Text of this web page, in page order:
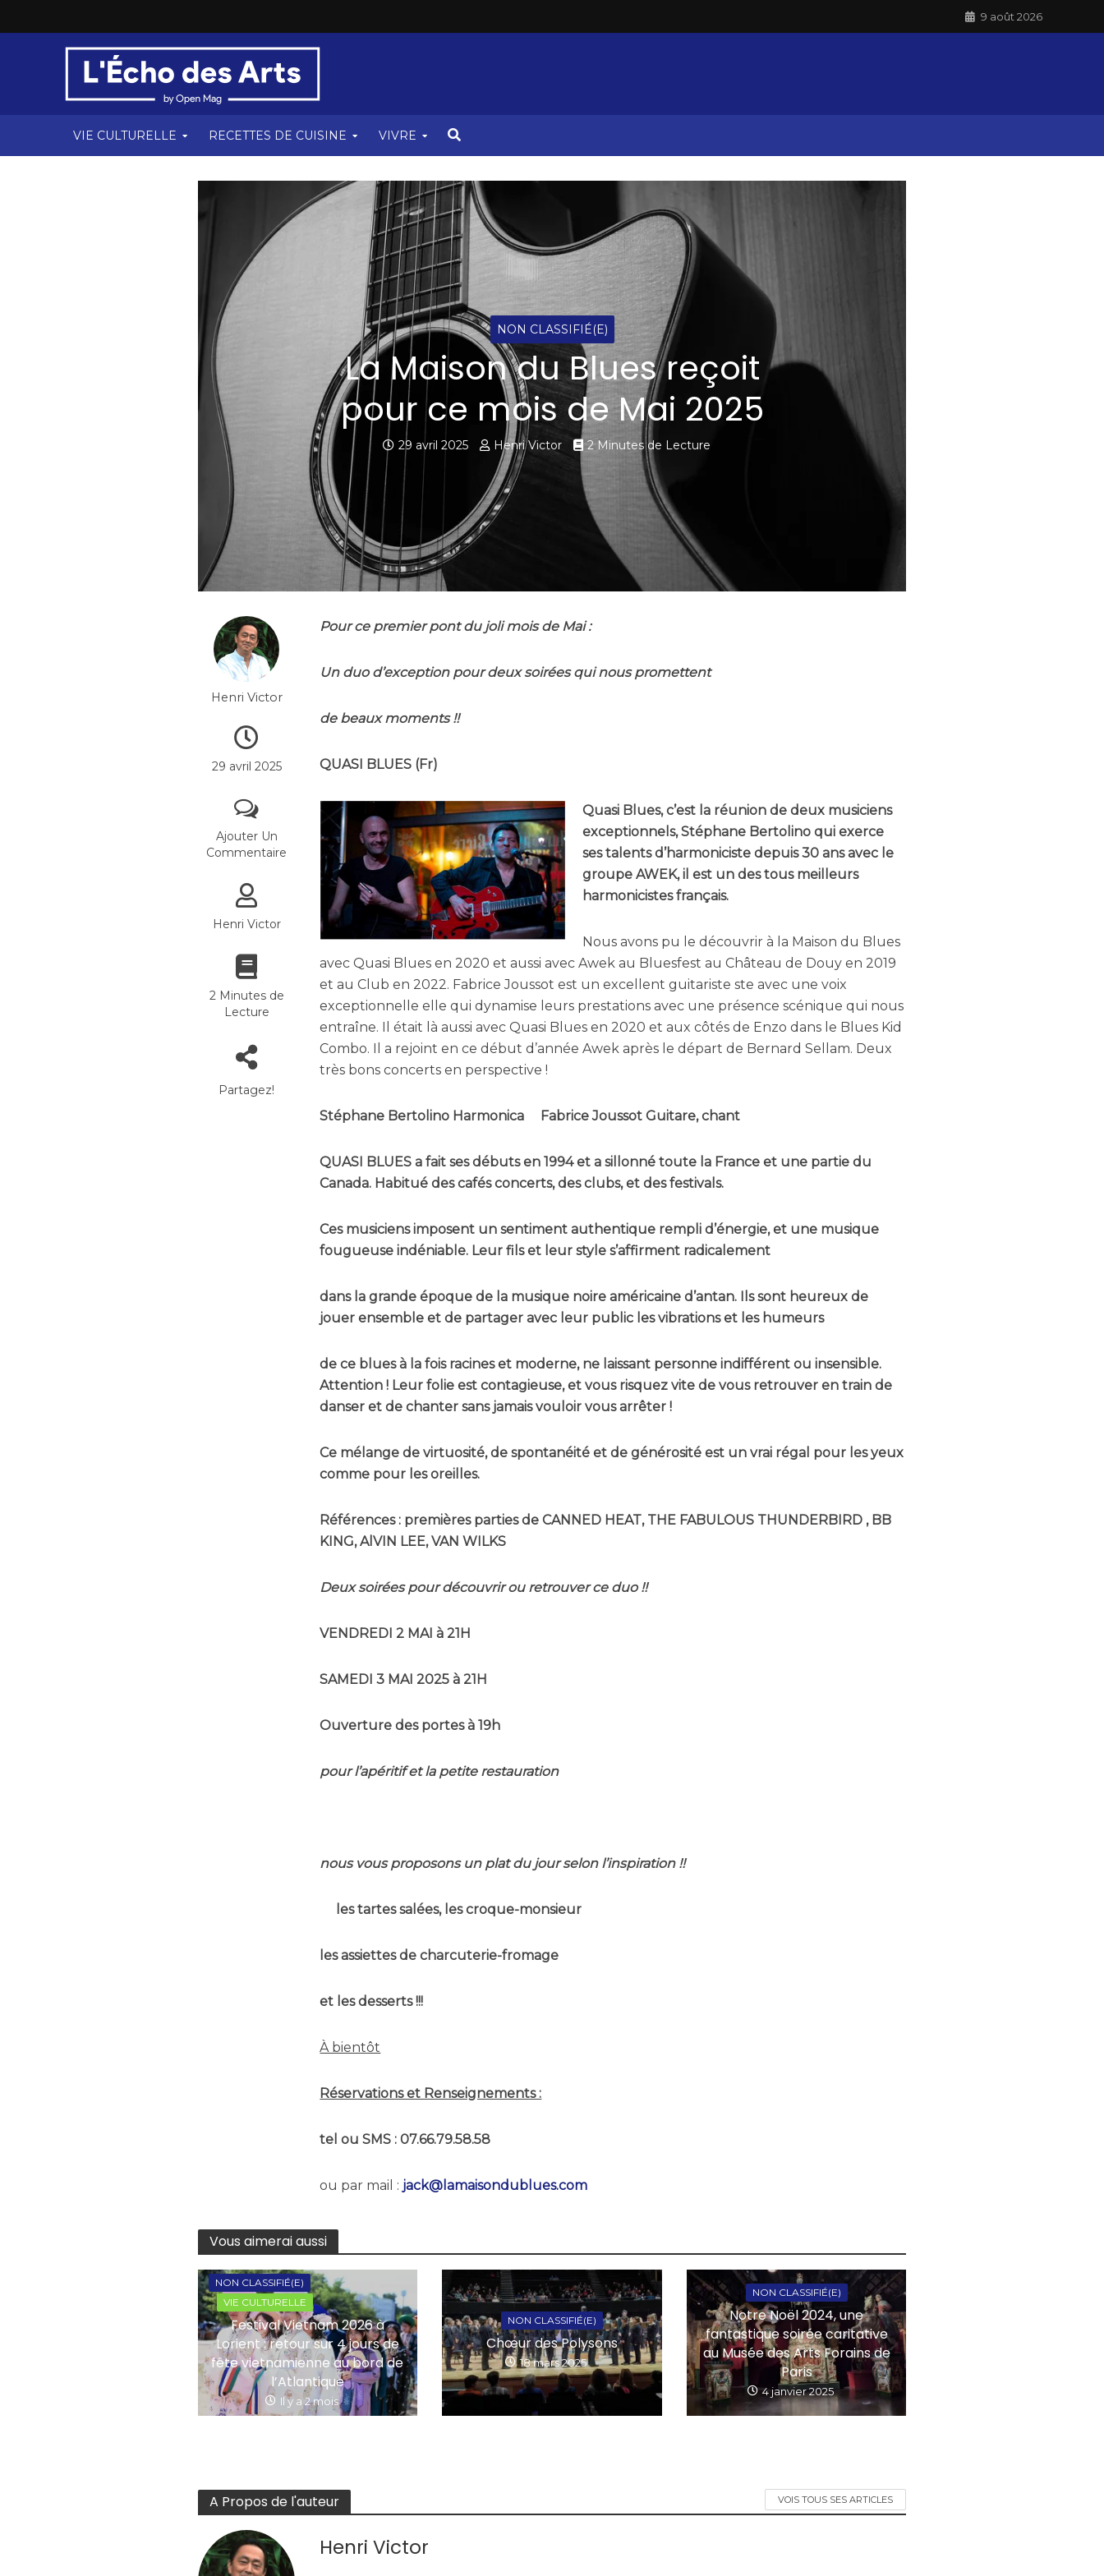
9 août 2026
VIE CULTURELLE RECETTES DE CUISINE VIVRE
NON CLASSIFIÉ(E)
La Maison du Blues reçoit
pour ce mois de Mai 2025
29 avril 2025 Henri Victor 2 Minutes de Lecture
Henri Victor
29 avril 2025
Ajouter Un
Commentaire
Henri Victor
2 Minutes de
Lecture
Partagez!
Pour ce premier pont du joli mois de Mai :
Un duo d’exception pour deux soirées qui nous promettent
de beaux moments !!
QUASI BLUES (Fr)
Quasi Blues, c’est la réunion de deux musiciens
exceptionnels, Stéphane Bertolino qui exerce
ses talents d’harmoniciste depuis 30 ans avec le
groupe AWEK, il est un des tous meilleurs
harmonicistes français.
Nous avons pu le découvrir à la Maison du Blues
avec Quasi Blues en 2020 et aussi avec Awek au Bluesfest au Château de Douy en 2019
et au Club en 2022. Fabrice Joussot est un excellent guitariste ste avec une voix
exceptionnelle elle qui dynamise leurs prestations avec une présence scénique qui nous
entraîne. Il était là aussi avec Quasi Blues en 2020 et aux côtés de Enzo dans le Blues Kid
Combo. Il a rejoint en ce début d’année Awek après le départ de Bernard Sellam. Deux
très bons concerts en perspective !
Stéphane Bertolino Harmonica Fabrice Joussot Guitare, chant
QUASI BLUES a fait ses débuts en 1994 et a sillonné toute la France et une partie du
Canada. Habitué des cafés concerts, des clubs, et des festivals.
Ces musiciens imposent un sentiment authentique rempli d’énergie, et une musique
fougueuse indéniable. Leur fils et leur style s’affirment radicalement
dans la grande époque de la musique noire américaine d’antan. Ils sont heureux de
jouer ensemble et de partager avec leur public les vibrations et les humeurs
de ce blues à la fois racines et moderne, ne laissant personne indifférent ou insensible.
Attention ! Leur folie est contagieuse, et vous risquez vite de vous retrouver en train de
danser et de chanter sans jamais vouloir vous arrêter !
Ce mélange de virtuosité, de spontanéité et de générosité est un vrai régal pour les yeux
comme pour les oreilles.
Références : premières parties de CANNED HEAT, THE FABULOUS THUNDERBIRD , BB
KING, AlVIN LEE, VAN WILKS
Deux soirées pour découvrir ou retrouver ce duo !!
VENDREDI 2 MAI à 21H
SAMEDI 3 MAI 2025 à 21H
Ouverture des portes à 19h
pour l’apéritif et la petite restauration
nous vous proposons un plat du jour selon l’inspiration !!
les tartes salées, les croque-monsieur
les assiettes de charcuterie-fromage
et les desserts !!!
À bientôt
Réservations et Renseignements :
tel ou SMS : 07.66.79.58.58
ou par mail : jack@lamaisondublues.com
Vous aimerai aussi
NON CLASSIFIÉ(E)
VIE CULTURELLE
Festival Vietnam 2026 à
Lorient : retour sur 4 jours de
fête vietnamienne au bord de
l’Atlantique
Il y a 2 mois
NON CLASSIFIÉ(E)
Chœur des Polysons
18 mars 2025
NON CLASSIFIÉ(E)
Notre Noël 2024, une
fantastique soirée caritative
au Musée des Arts Forains de
Paris
4 janvier 2025
A Propos de l'auteur VOIS TOUS SES ARTICLES
Henri Victor